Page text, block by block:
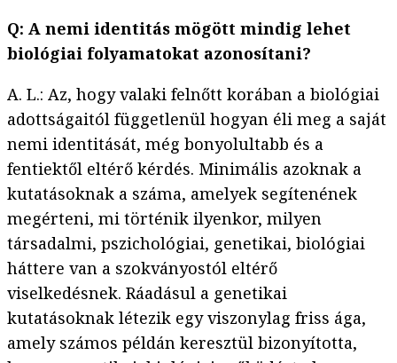
Q: A nemi identitás mögött mindig lehet
biológiai folyamatokat azonosítani?
A. L.: Az, hogy valaki felnőtt korában a biológiai
adottságaitól függetlenül hogyan éli meg a saját
nemi identitását, még bonyolultabb és a
fentiektől eltérő kérdés. Minimális azoknak a
kutatásoknak a száma, amelyek segítenének
megérteni, mi történik ilyenkor, milyen
társadalmi, pszichológiai, genetikai, biológiai
háttere van a szokványostól eltérő
viselkedésnek. Ráadásul a genetikai
kutatásoknak létezik egy viszonylag friss ága,
amely számos példán keresztül bizonyította,